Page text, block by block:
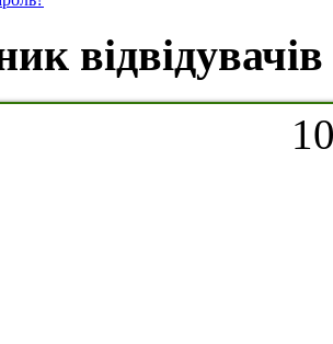
відвідувачів
1